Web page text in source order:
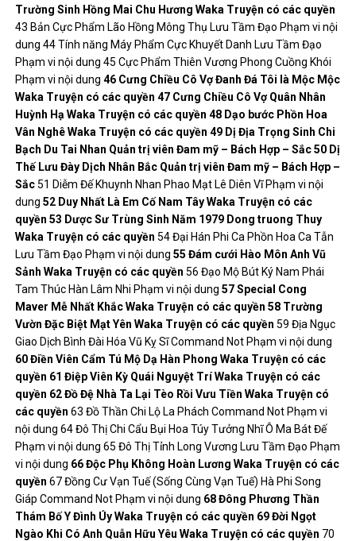
Trường Sinh Hồng Mai Chu Hương Waka Truyện có các quyền
43 Bản Cực Phẩm Lão Hồng Mông Thụ Lưu Tầm Đạo Phạm vi nội
dung 44 Tính năng Máy Phẩm Cực Khuyết Danh Lưu Tầm Đạo
Phạm vi nội dung 45 Cực Phẩm Thiên Vương Phong Cuồng Khói
Phạm vi nội dung46 Cưng Chiều Cô Vợ Đanh Đá Tôi là Mộc Mộc
Waka Truyện có các quyền 47 Cưng Chiều Cô Vợ Quân Nhân
Huỳnh Hạ Waka Truyện có các quyền 48 Dạo bước Phồn Hoa
Vân Nghê Waka Truyện có các quyền 49 Dị Địa Trọng Sinh Chi
Bạch Du Tai Nhan Quản trị viên Đam mỹ – Bách Hợp – Sắc 50 Dị
Thế Lưu Đày Dịch Nhân Bắc Quản trị viên Đam mỹ – Bách Hợp –
Sắc51 Diễm Đế Khuynh Nhan Phao Mạt Lê Diên Vĩ Phạm vi nội
dung52 Duy Nhất Là Em Cố Nam Tây Waka Truyện có các
quyền 53 Dược Sư Trùng Sinh Năm 1979 Dong truong Thuy
Waka Truyện có các quyền 54 Đại Hán Phi Ca Phồn Hoa Ca Tẫn
Lưu Tầm Đạo Phạm vi nội dung55 Đám cưới Hào Môn Anh Vũ
Sảnh Waka Truyện có các quyền 56 Đạo Mộ Bút Ký Nam Phái
Tam Thúc Hàn Lâm Nhi Phạm vi nội dung57 Special Cong
Maver Mễ Nhất Khắc Waka Truyện có các quyền 58 Trường
Vườn Đặc Biệt Mạt Yên Waka Truyện có các quyền 59 Địa Ngục
Giao Dịch Bình Đài Hóa Vũ Kỵ Sĩ Command Not Phạm vi nội dung
60 Điền Viên Cẩm Tú Mộ Dạ Hàn Phong Waka Truyện có các
quyền 61 Điệp Viên Kỳ Quái Nguyệt TríWaka Truyện có các
quyền 62 Đồ Đệ Nhà Ta Lại Tèo Rồi Vưu Tiền Waka Truyện có
các quyền 63 Đồ Thần Chi Lộ La Phách Command Not Phạm vi
nội dung 64 Đô Thị Chi Cẩu Bụi Hoa Túy Tưởng Nhĩ Ô Ma Bát Đế
Phạm vi nội dung 65 Đô Thị Tỉnh Long Vương Lưu Tầm Đạo Phạm
vi nội dung 66 Độc Phụ Không Hoàn Lương Waka Truyện có các
quyền 67 Đồng Cư Vạn Tuế (Sống Cùng Vạn Tuế) Hà Phi Song
Giáp Command Not Phạm vi nội dung 68 Đông Phương Thần
Thám Bố Y Đình Úy Waka Truyện có các quyền 69 Đời Ngọt
Ngào Khi Có Anh Quẫn Hữu Yêu Waka Truyện có các quyền 70